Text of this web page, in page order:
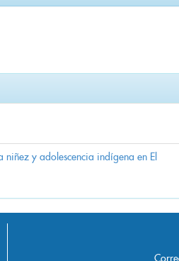
niñez y adolescencia indígena en El